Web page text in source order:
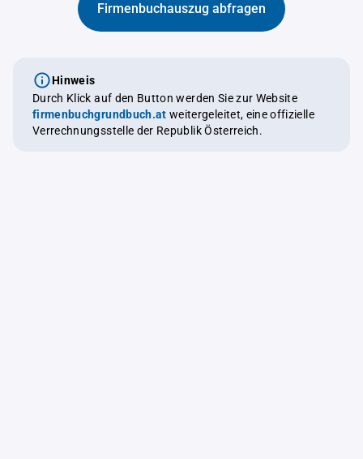
Firmenbuchauszug abfragen
Hinweis
Durch Klick auf den Button werden Sie zur Website
firmenbuchgrundbuch.at weitergeleitet, eine offizielle
Verrechnungsstelle der Republik Österreich.